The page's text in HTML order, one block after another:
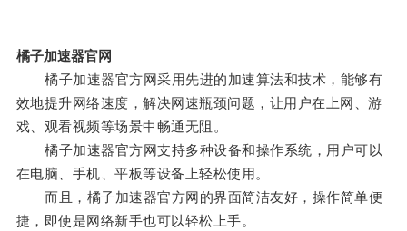
橘子加速器官网
橘子加速器官方网采用先进的加速算法和技术，能够有
效地提升网络速度，解决网速瓶颈问题，让用户在上网、游
戏、观看视频等场景中畅通无阻。
橘子加速器官方网支持多种设备和操作系统，用户可以
在电脑、手机、平板等设备上轻松使用。
而且，橘子加速器官方网的界面简洁友好，操作简单便
捷，即使是网络新手也可以轻松上手。